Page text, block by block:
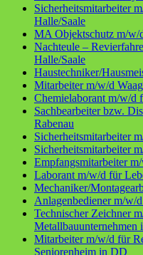
Sicherheitsmitarbeiter
Halle/Saale
MA Objektschutz m/
Nachteule –
Halle/Saale
Haustechniker/
Mitarbeiter m/w/d
Chemielaborant m/w/d
Sachbearbeiter bzw.
Rabenau
Sicherheitsmitarbeiter
Sicherheitsmitarbeiter
Empfangsmitarbeiter
Laborant m/w/d für
Mechaniker/
Anlagenbediener m/w/
Technischer Zeichner
Metallbauunternehmen
Mitarbeiter m/w/d für
Seniorenheim in DD